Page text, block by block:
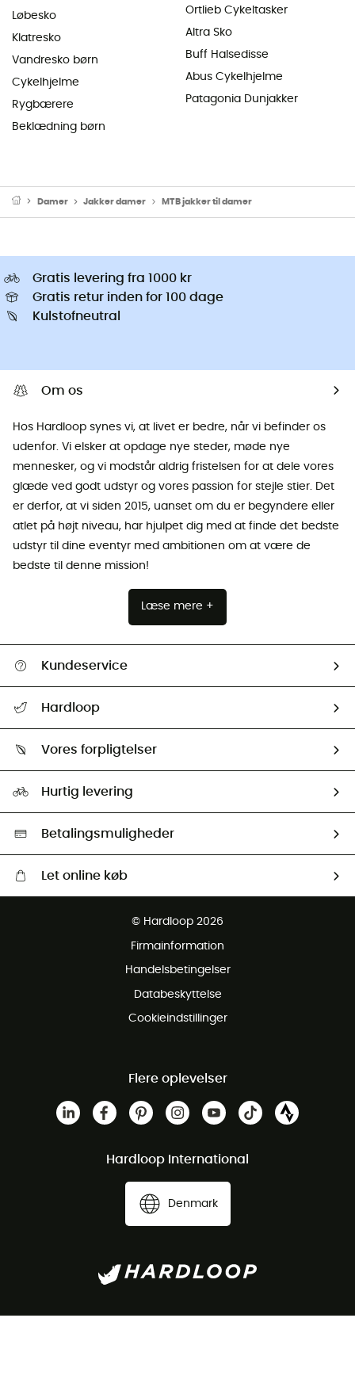
Løbesko
Klatresko
Vandresko børn
Cykelhjelme
Rygbærere
Beklædning børn
Ortlieb Cykeltasker
Altra Sko
Buff Halsedisse
Abus Cykelhjelme
Patagonia Dunjakker
Damer Jakker damer MTB jakker til damer
Gratis levering fra 1000 kr
Gratis retur inden for 100 dage
Kulstofneutral
Om os
Hos Hardloop synes vi, at livet er bedre, når vi befinder os
udenfor. Vi elsker at opdage nye steder, møde nye
mennesker, og vi modstår aldrig fristelsen for at dele vores
glæde ved godt udstyr og vores passion for stejle stier. Det
er derfor, at vi siden 2015, uanset om du er begyndere eller
atlet på højt niveau, har hjulpet dig med at finde det bedste
udstyr til dine eventyr med ambitionen om at være de
bedste til denne mission!
Læse mere +
Kundeservice
Returnering & Tilbagebetaling
Hardloop
Our ambassadors
Vores forpligtelser
Second hand
HardGreen Udvalg
Hurtig levering
Betalingsmuligheder
Let online køb
Gratis retur inden for 100 dage
© Hardloop 2026
Firmainformation
Handelsbetingelser
Databeskyttelse
Cookieindstillinger
Flere oplevelser
Hardloop International
Denmark